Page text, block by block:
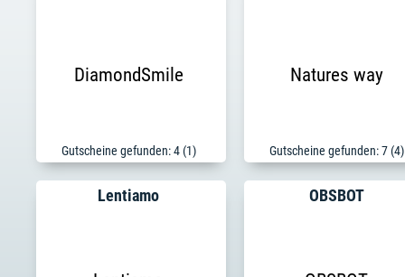
DiamondSmile
Gutscheine gefunden: 4 (1)
Natures way
Gutscheine gefunden: 7 (4)
Lentiamo OBSBOT